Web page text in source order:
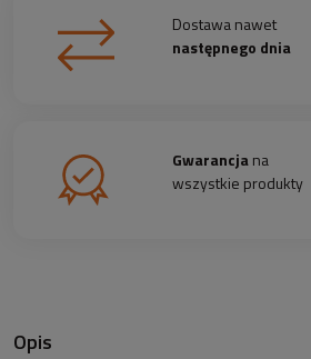
Dostawa nawet
następnego dnia
Gwarancjana
wszystkie produkty
Opis